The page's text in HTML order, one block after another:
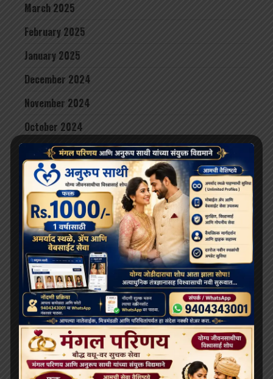
March 2025
February 2025
January 2025
December 2024
November 2024
October 2024
August 2024
June 2024
May 2024
April 2024
March 2024
February 2024
January 2024
December 2023
November 2023
October 2023